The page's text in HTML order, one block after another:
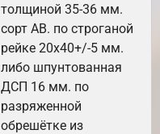
толщиной 35-36 мм.
сорт АВ. по строганой
рейке 20х40+/-5 мм.
либо шпунтованная
ДСП 16 мм. по
разряженной
обрешётке из